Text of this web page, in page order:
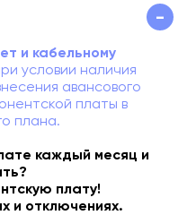
-
и кабельному
условии наличия
авансового
платы в
плана.
каждый месяц и
плату!
и отключениях.